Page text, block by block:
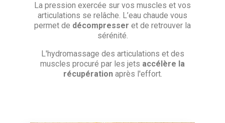
La pression exercée sur vos muscles et vos
articulations se relâche. L’eau chaude vous
permet de décompresser et de retrouver la
sérénité.
L'hydromassage des articulations et des
muscles procuré par les jets accélère la
récupérationaprès l'effort.